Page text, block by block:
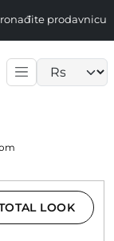
prodavnicu
LOOK